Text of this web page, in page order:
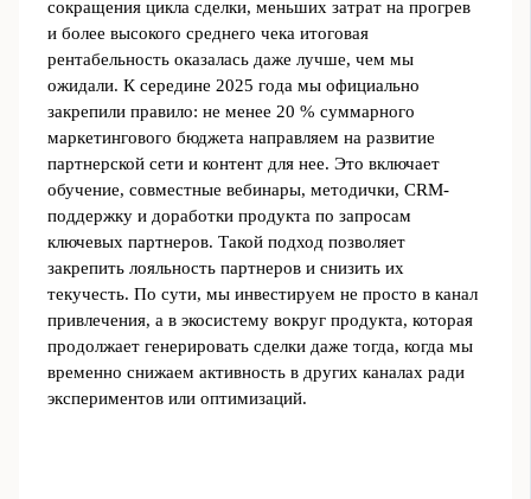
сокращения цикла сделки, меньших затрат на прогрев
и более высокого среднего чека итоговая
рентабельность оказалась даже лучше, чем мы
ожидали. К середине 2025 года мы официально
закрепили правило: не менее 20 % суммарного
маркетингового бюджета направляем на развитие
партнерской сети и контент для нее. Это включает
обучение, совместные вебинары, методички, CRM-
поддержку и доработки продукта по запросам
ключевых партнеров. Такой подход позволяет
закрепить лояльность партнеров и снизить их
текучесть. По сути, мы инвестируем не просто в канал
привлечения, а в экосистему вокруг продукта, которая
продолжает генерировать сделки даже тогда, когда мы
временно снижаем активность в других каналах ради
экспериментов или оптимизаций.